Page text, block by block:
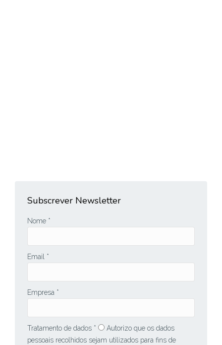
Subscrever Newsletter
Nome *
Email *
Empresa *
Tratamento de dados *
Autorizo que os dados
pessoais recolhidos sejam utilizados para fins de